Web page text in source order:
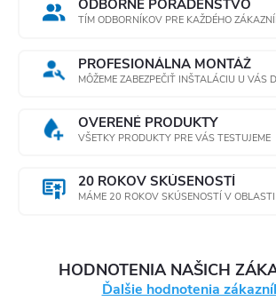
ODBORNÉ PORADENSTVO
TÍM ODBORNÍKOV PRE KAŽDÉHO
PROFESIONÁLNA MONTÁŽ
MÔŽEME ZABEZPEČIŤ INŠTALÁCIU U VÁS
OVERENÉ PRODUKTY
VŠETKY PRODUKTY PRE VÁS TESTUJEME
20 ROKOV SKÚSENOSTÍ
MÁME 20 ROKOV SKÚSENOSTÍ V
HODNOTENIA NAŠICH
Ďalšie hodnotenia